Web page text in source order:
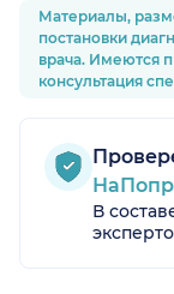
Материалы,
постановки
врача. Имеются
консультация
В